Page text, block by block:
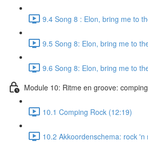
9.4 Song 8 : Elon, bring me to
9.5 Song 8: Elon, bring me to
9.6 Song 8: Elon, bring me to
Module 10: Ritme en groove:
10.1 Comping Rock (12:19)
10.2 Akkoordenschema: rock